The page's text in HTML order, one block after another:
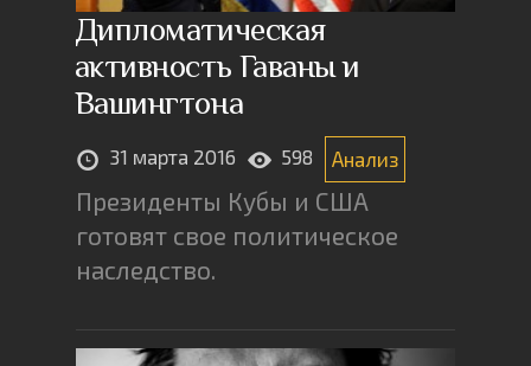
Дипломатическая
активность Гаваны и
Вашингтона
31 марта 2016 598 Анализ
Президенты Кубы и США
готовят свое политическое
наследство.